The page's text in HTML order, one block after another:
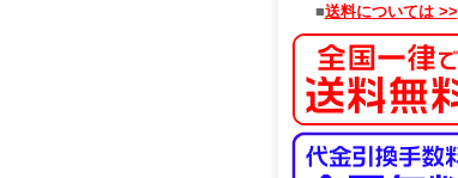
■送料については >>